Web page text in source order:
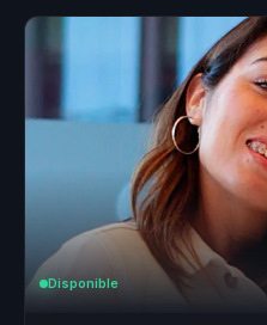
Disponible